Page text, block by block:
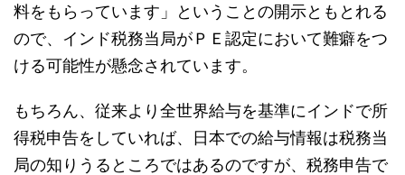
料をもらっています」ということの開示ともとれる
ので、インド税務当局がＰＥ認定において難癖をつ
ける可能性が懸念されています。
もちろん、従来より全世界給与を基準にインドで所
得税申告をしていれば、日本での給与情報は税務当
局の知りうるところではあるのですが、税務申告で